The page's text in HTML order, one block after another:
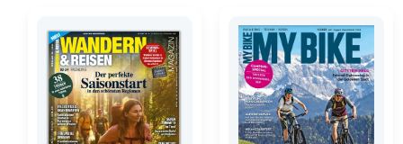
Preis
war:
5,90 €
Preis
ist:
0,30 €.
Preis
war:
7,90 €
Preis
ist:
0,65 €.